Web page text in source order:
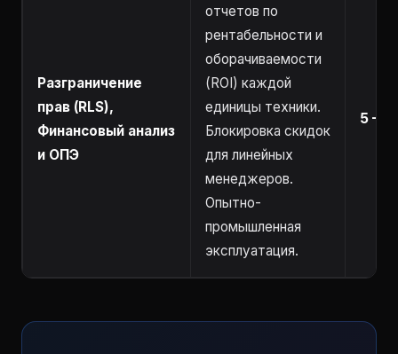
Разграничение
прав (RLS),
Финансовый анализ
и ОПЭ
отчетов по
рентабельности и
оборачиваемости
(ROI) каждой
единицы техники.
Блокировка скидок
для линейных
менеджеров.
Опытно-
промышленная
эксплуатация.
5 –